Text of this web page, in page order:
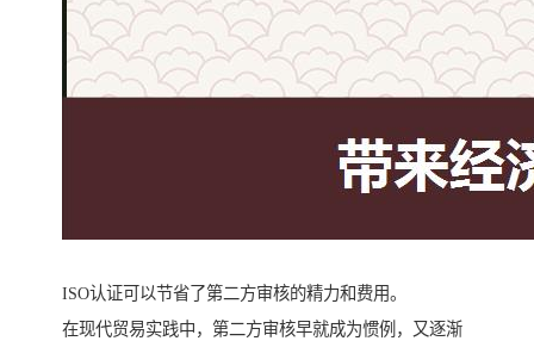
ISO认证可以节省了第二方审核的精力和费用。
在现代贸易实践中，第二方审核早就成为惯例，又逐渐